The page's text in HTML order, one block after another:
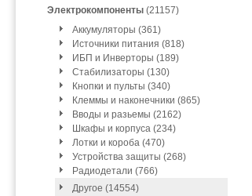
Электрокомпоненты (21157)
Аккумуляторы (361)
Источники питания (818)
ИБП и Инверторы (189)
Стабилизаторы (130)
Кнопки и пульты (340)
Клеммы и наконечники (865)
Вводы и разьемы (2162)
Шкафы и корпуса (234)
Лотки и короба (470)
Устройства защиты (268)
Радиодетали (766)
Другое (14554)